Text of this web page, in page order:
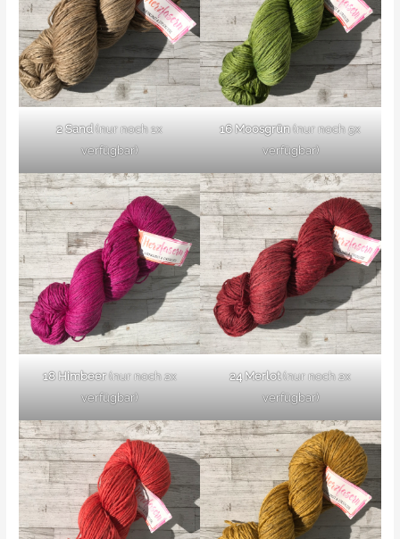
2 Sand (nur noch 1x
verfügbar)
16 Moosgrün (nur noch 5x
verfügbar)
18 Himbeer(nur noch 2x
verfügbar)
24 Merlot(nur noch 2x
verfügbar)